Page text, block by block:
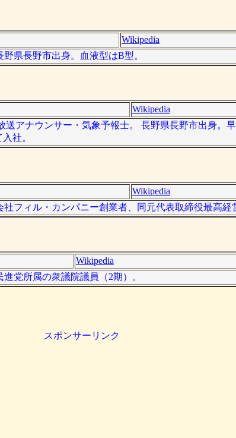
Wikipedia
県長野市出身。血液型はB型。
Wikipedia
送アナウンサー・気象予報士。 長野県長野市出身。
社。
Wikipedia
フィル・カンパニー創業者、同元代表取締役最高経
Wikipedia
党所属の衆議院議員（2期）。
スポンサーリンク